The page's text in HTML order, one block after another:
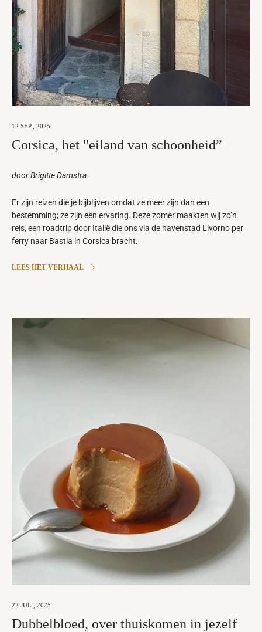
12 SEP., 2025
Corsica, het "eiland van schoonheid”
door Brigitte Damstra
Er zijn reizen die je bijblijven omdat ze meer zijn dan een
bestemming; ze zijn een ervaring. Deze zomer maakten wij zo’n
reis, een roadtrip door Italië die ons via de havenstad Livorno per
ferry naar Bastia in Corsica bracht.
LEES HET VERHAAL
22 JUL., 2025
Dubbelbloed, over thuiskomen in jezelf